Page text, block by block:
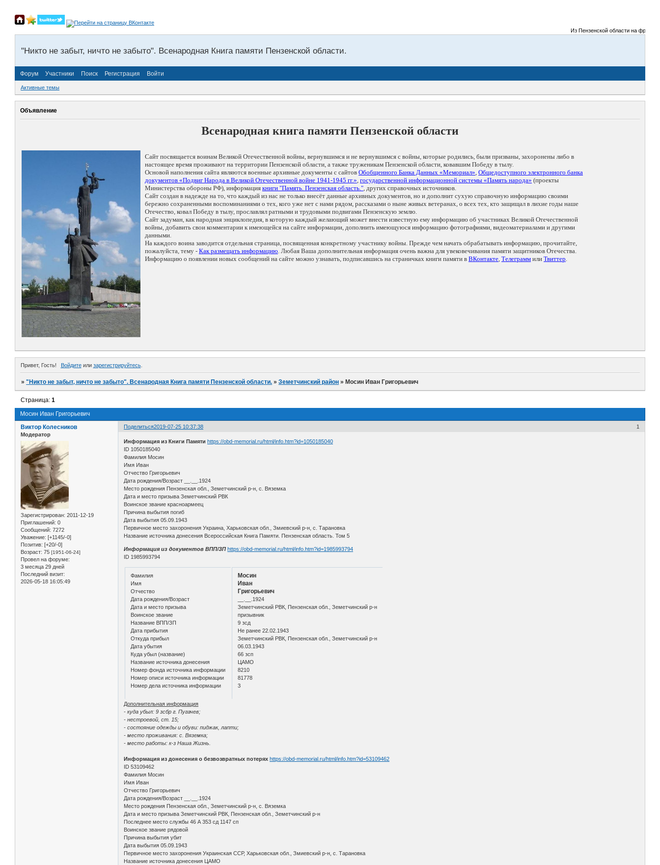
Из Пензенской области на фронты
"Никто не забыт, ничто не забыто". Всенародная Книга памяти Пензенской области.
Форум Участники Поиск Регистрация Войти
Активные темы
Объявление
Всенародная книга памяти Пензенской области
Сайт посвящается воинам Великой Отечественной войны, вернувшимся и не вернувшимся с войны, которые родились, были призваны, захоронены либо в
настоящее время проживают на территории Пензенской области, а также труженикам Пензенской области, ковавшим Победу в тылу.
Основой наполнения сайта являются военные архивные документы с сайтов Обобщенного Банка Данных «Мемориал», Общедоступного электронного банка
документов «Подвиг Народа в Великой Отечественной войне 1941-1945 гг.», государственной информационной системы «Память народа» (проекты
Министерства обороны РФ), информация книги "Память. Пензенская область.", других справочных источников.
Сайт создан в надежде на то, что каждый из нас не только внесёт данные архивных документов, но и дополнит сухую справочную информацию своими
бережно сохраненными воспоминаниями о тех, кого уже нет с нами рядом, рассказами о ныне живых ветеранах, о всех тех, кто защищал в лихие годы наше
Отечество, ковал Победу в тылу, прославлял ратными и трудовыми подвигами Пензенскую землю.
Сайт задуман, как народная энциклопедия, в которую каждый желающий может внести известную ему информацию об участниках Великой Отечественной
войны, добавить свои комментарии к имеющейся на сайте информации, дополнить имеющуюся информацию фотографиями, видеоматериалами и другими
данными.
На каждого воина заводится отдельная страница, посвященная конкретному участнику войны. Прежде чем начать обрабатывать информацию, прочитайте,
пожалуйста, тему - Как размещать информацию. Любая Ваша дополнительная информация очень важна для увековечивания памяти защитников Отечества.
Информацию о появлении новых сообщений на сайте можно узнавать, подписавшись на страничках книги памяти в ВКонтакте, Телеграмм или Твиттер.
Привет, Гость! Войдитеили зарегистрируйтесь.
»"Никто не забыт, ничто не забыто". Всенародная Книга памяти Пензенской области. »Земетчинский район » Мосин Иван Григорьевич
Мосин Иван Григорьевич
Страница:1
Поделиться 1
2019-07-25 10:37:38
Виктор Колесников
Модератор
Зарегистрирован: 2011-12-19
Приглашений: 0
Сообщений: 7272
Уважение: [+1145/-0]
Позитив: [+20/-0]
Возраст: 75 [1951-06-24]
Провел на форуме:
3 месяца 29 дней
Последний визит:
2026-05-18 16:05:49
Информация из Книги Памяти https://obd-memorial.ru/html/info.htm?id=1050185040
ID 1050185040
Фамилия Мосин
Имя Иван
Отчество Григорьевич
Дата рождения/Возраст __.__.1924
Место рождения Пензенская обл., Земетчинский р-н, с. Вяземка
Дата и место призыва Земетчинский РВК
Воинское звание красноармеец
Причина выбытия погиб
Дата выбытия 05.09.1943
Первичное место захоронения Украина, Харьковская обл., Змиевский р-н, с. Тарановка
Название источника донесения Всероссийская Книга Памяти. Пензенская область. Том 5
Информация из документов ВПП/ЗП https://obd-memorial.ru/html/info.htm?id=1985993794
ID 1985993794
Фамилия
Имя
Отчество
Дата рождения/Возраст
Дата и место призыва
Воинское звание
Название ВПП/ЗП
Дата прибытия
Откуда прибыл
Дата убытия
Куда убыл (название)
Название источника донесения
Номер фонда источника информации
Номер описи источника информации
Номер дела источника информации
Мосин
Иван
Григорьевич
__.__.1924
Земетчинский РВК, Пензенская обл., Земетчинский р-н
призывник
9 зсд
Не ранее 22.02.1943
Земетчинский РВК, Пензенская обл., Земетчинский р-н
06.03.1943
66 зсп
ЦАМО
8210
81778
3
Дополнительная информация
- куда убыл: 9 зсбр г. Пугачев;
- нестроевой, ст. 15;
- состояние одежды и обуви: пиджак, лапти;
- место проживания: с. Вяземка;
- место работы: к-з Наша Жизнь.
Информация из донесения о безвозвратных потерях https://obd-memorial.ru/html/info.htm?id=53109462
ID 53109462
Фамилия Мосин
Имя Иван
Отчество Григорьевич
Дата рождения/Возраст __.__.1924
Место рождения Пензенская обл., Земетчинский р-н, с. Вяземка
Дата и место призыва Земетчинский РВК, Пензенская обл., Земетчинский р-н
Последнее место службы 46 А 353 сд 1147 сп
Воинское звание рядовой
Причина выбытия убит
Дата выбытия 05.09.1943
Первичное место захоронения Украинская ССР, Харьковская обл., Змиевский р-н, с. Тарановка
Название источника донесения ЦАМО